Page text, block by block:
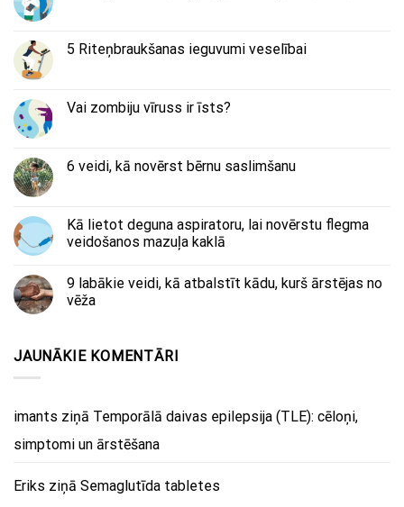
5 Riteņbraukšanas ieguvumi veselībai
Vai zombiju vīruss ir īsts?
6 veidi, kā novērst bērnu saslimšanu
Kā lietot deguna aspiratoru, lai novērstu flegma
veidošanos mazuļa kaklā
9 labākie veidi, kā atbalstīt kādu, kurš ārstējas no
vēža
JAUNĀKIE KOMENTĀRI
imants ziņā Temporālā daivas epilepsija (TLE): cēloņi,
simptomi un ārstēšana
Eriks ziņā Semaglutīda tabletes